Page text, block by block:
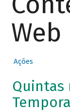
Web
Ações
Quintas